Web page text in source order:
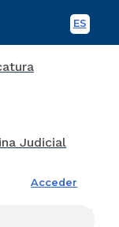
ES
Acceder